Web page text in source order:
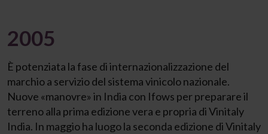
2005
È potenziata la fase di internazionalizzazione del
marchio a servizio del sistema vinicolo nazionale.
Nuove «manovre» in India con Ifows per preparare il
terreno alla prima edizione vera e propria di Vinitaly
India. In maggio ha luogo la seconda edizione di Vinitaly